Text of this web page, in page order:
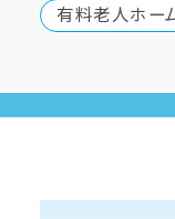
有料老人ホー